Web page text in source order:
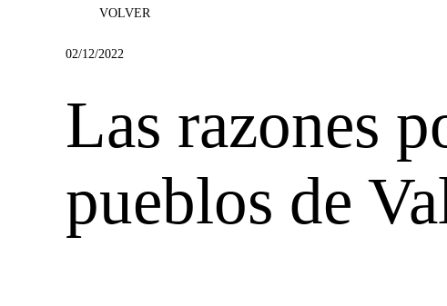
VOLVER
02/12/2022
Las razones
pueblos de